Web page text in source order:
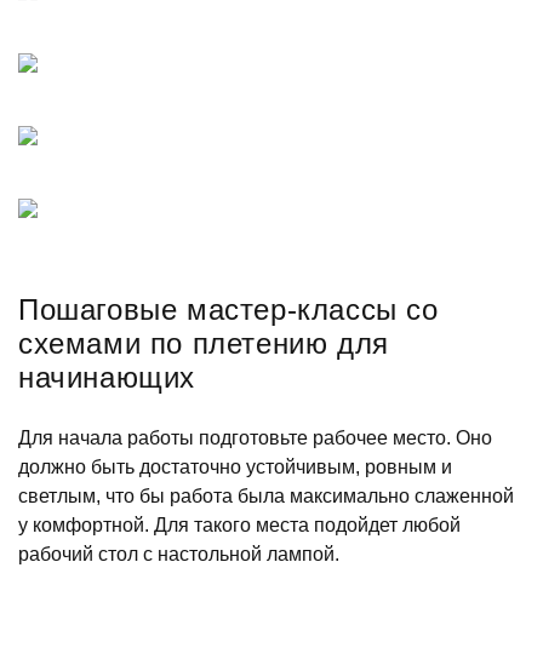
Пошаговые мастер-классы со
схемами по плетению для
начинающих
Для начала работы подготовьте рабочее место. Оно
должно быть достаточно устойчивым, ровным и
светлым, что бы работа была максимально слаженной
у комфортной. Для такого места подойдет любой
рабочий стол с настольной лампой.